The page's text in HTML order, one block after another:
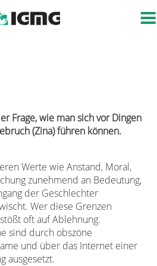
Frage, wie man sich vor Dingen
(Zina) führen können.
Werte wie Anstand, Moral,
zunehmend an Bedeutung,
der Geschlechter
Wer diese Grenzen
oft auf Ablehnung.
sind durch obszöne
und über das Internet einer
ausgesetzt.